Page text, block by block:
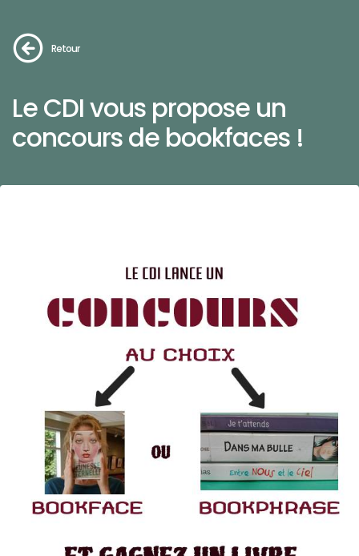
Retour
Le CDI vous propose un
concours de bookfaces !